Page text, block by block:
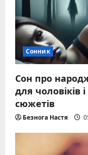
Сонник
Сон про
для чоловіків
сюжетів
Безнога Настя